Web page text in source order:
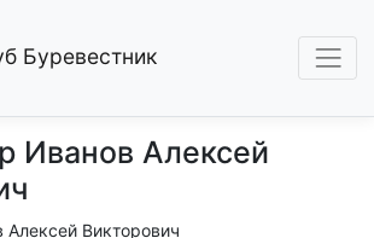
Буревестник
Иванов Алексей
Алексей Викторович